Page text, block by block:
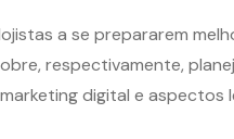
a se prepararem
respectivamente,
digital e aspectos